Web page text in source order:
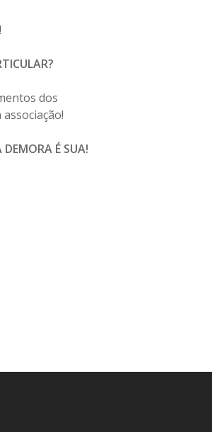
dos
É SUA!